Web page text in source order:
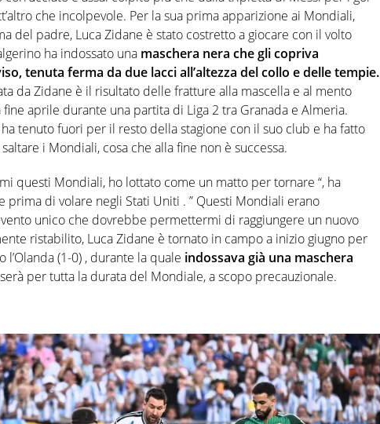
che incolpevole. Per la sua prima apparizione ai Mondiali,
del padre, Luca Zidane è stato costretto a giocare con il volto
ha indossato una maschera nera che gli copriva
tenuta ferma da due lacci all’altezza del collo e delle tempie.
da Zidane è il risultato delle fratture alla mascella e al mento
aprile durante una partita di Liga 2 tra Granada e Almeria.
tenuto fuori per il resto della stagione con il suo club e ha fatto
i Mondiali, cosa che alla fine non è successa.
questi Mondiali, ho lottato come un matto per tornare “, ha
prima di volare negli Stati Uniti . ” Questi Mondiali erano
unico che dovrebbe permettermi di raggiungere un nuovo
ristabilito, Luca Zidane è tornato in campo a inizio giugno per
l’Olanda (1-0) , durante la quale indossava già una maschera
per tutta la durata del Mondiale, a scopo precauzionale.